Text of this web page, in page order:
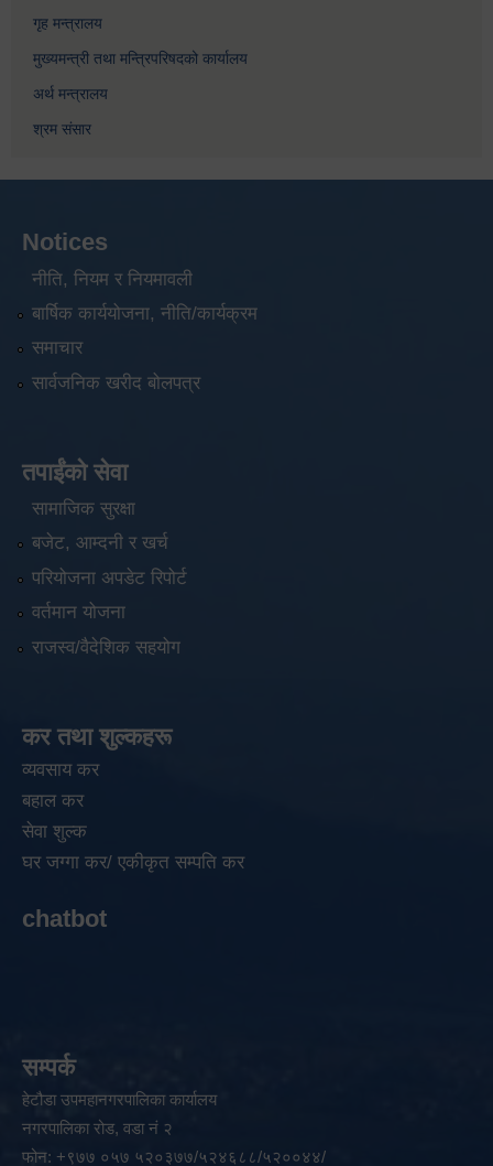
गृह मन्त्रालय
मुख्यमन्त्री तथा मन्त्रिपरिषदको कार्यालय
अर्थ मन्त्रालय
श्रम संसार
Notices
नीति, नियम र नियमावली
बार्षिक कार्ययोजना, नीति/कार्यक्रम
समाचार
सार्वजनिक खरीद बोलपत्र
तपाईंको सेवा
सामाजिक सुरक्षा
बजेट, आम्दनी र खर्च
परियोजना अपडेट रिपोर्ट
वर्तमान योजना
राजस्व/वैदेशिक सहयोग
कर तथा शुल्कहरू
व्यवसाय कर
बहाल कर
सेवा शुल्क
घर जग्गा कर/ एकीकृत सम्पति कर
chatbot
सम्पर्क
हेटौडा उपमहानगरपालिका कार्यालय
नगरपालिका रोड, वडा नं २
फोन: +९७७ ०५७ ५२०३७७/५२४६८८/५२००४४/